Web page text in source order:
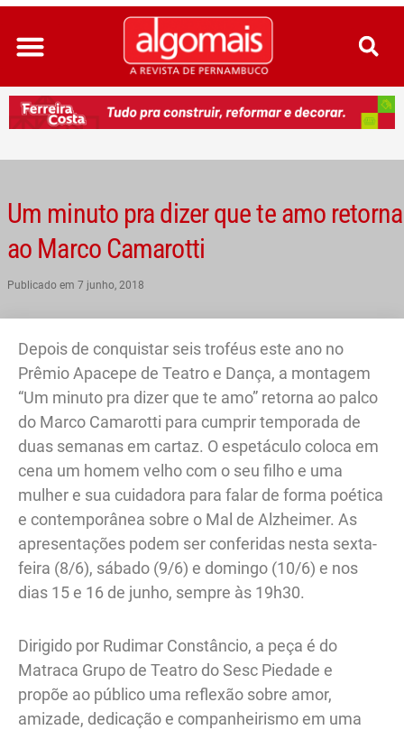
Ir
para
conteúdo
Um minuto pra dizer que te amo retorna
ao Marco Camarotti
Publicado em 7 junho, 2018
Depois de conquistar seis troféus este ano no
Prêmio Apacepe de Teatro e Dança, a montagem
“Um minuto pra dizer que te amo” retorna ao palco
do Marco Camarotti para cumprir temporada de
duas semanas em cartaz. O espetáculo coloca em
cena um homem velho com o seu filho e uma
mulher e sua cuidadora para falar de forma poética
e contemporânea sobre o Mal de Alzheimer. As
apresentações podem ser conferidas nesta sexta-
feira (8/6), sábado (9/6) e domingo (10/6) e nos
dias 15 e 16 de junho, sempre às 19h30.
Dirigido por Rudimar Constâncio, a peça é do
Matraca Grupo de Teatro do Sesc Piedade e
propõe ao público uma reflexão sobre amor,
amizade, dedicação e companheirismo em uma